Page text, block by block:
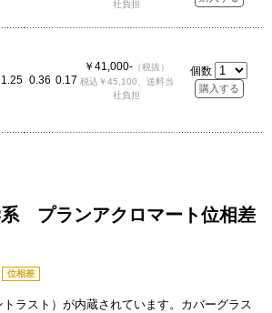
社負担
1.25 0.36 0.17
￥41,000- （税抜）
税込￥45,100、送料当
社負担
個数
プランアクロマート位相差
位相差
ラスト）が内蔵されています。カバーグラス